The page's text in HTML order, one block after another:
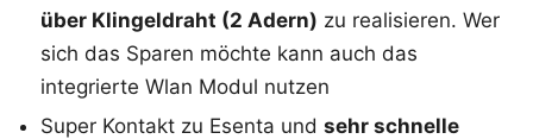
über Klingeldraht (2 Adern) zu realisieren. Wer
sich das Sparen möchte kann auch das
integrierte Wlan Modul nutzen
Super Kontakt zu Esenta und sehr schnelle